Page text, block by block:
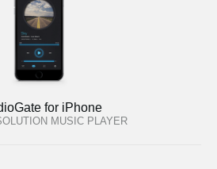
for iPhone
MUSIC PLAYER